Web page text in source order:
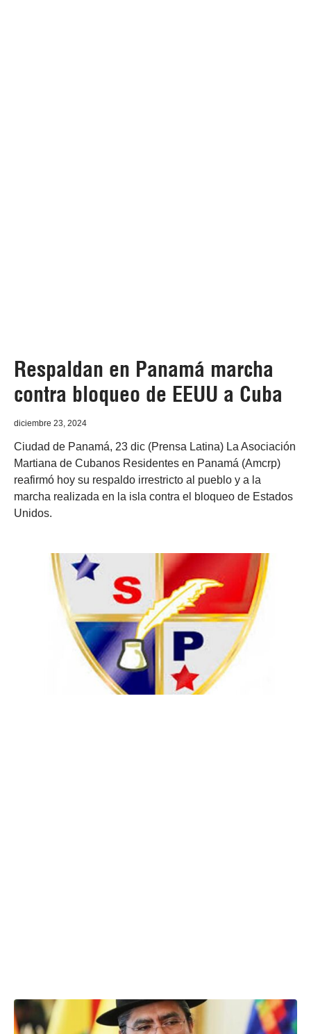
Respaldan en Panamá marcha
contra bloqueo de EEUU a Cuba
diciembre 23, 2024
Ciudad de Panamá, 23 dic (Prensa Latina) La Asociación
Martiana de Cubanos Residentes en Panamá (Amcrp)
reafirmó hoy su respaldo irrestricto al pueblo y a la
marcha realizada en la isla contra el bloqueo de Estados
Unidos.